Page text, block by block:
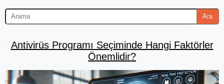
Ara
Antivirüs Programı Seçiminde Hangi Faktörler
Önemlidir?